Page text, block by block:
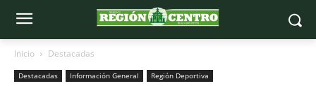
Inicio Destacadas
Destacadas Información General Región Deportiva